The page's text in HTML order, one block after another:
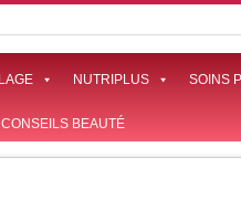
NUTRIPLUS SOINS
CONSEILS BEAUTÉ